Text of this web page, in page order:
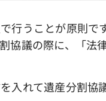
行うことが原則で
協議の際に、「
入れて遺産分割協